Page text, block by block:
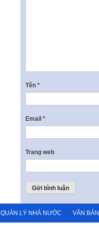
Tên *
Email *
Trang web
QUẢN LÝ NHÀ NƯỚC VĂN BẢN